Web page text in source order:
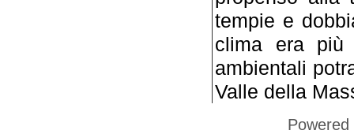
tempie e
clima era più
ambientali
Valle della